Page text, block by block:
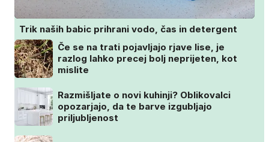
Trik naših babic prihrani vodo, čas in detergent
Če se na trati pojavljajo rjave lise, je
razlog lahko precej bolj neprijeten, kot
mislite
Razmišljate o novi kuhinji? Oblikovalci
opozarjajo, da te barve izgubljajo
priljubljenost